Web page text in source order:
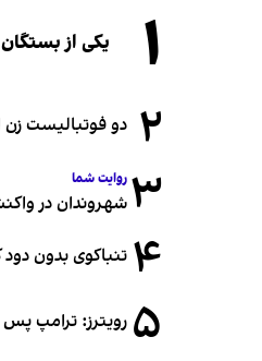
۱ یکی از
۲ دو فوتبالیست زن ایرانی ۵ ماه پس از پناهندگی،
۳ روایت شما
شهروندان در
۴ تنباکوی بدون دود
۵ رویترز: ترامپ